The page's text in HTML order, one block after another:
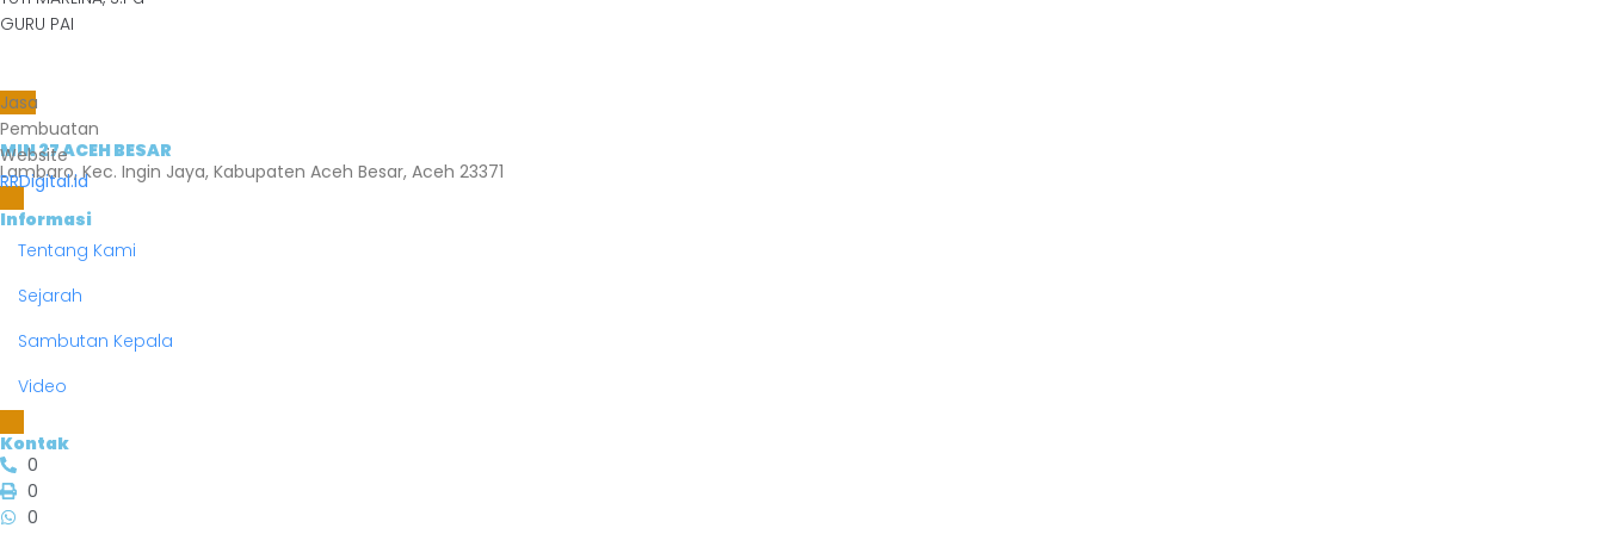
GURU PAI
Jasa
Pembuatan
Website
RRDigital.id
MIN 27 ACEH BESAR
Lambaro, Kec. Ingin Jaya, Kabupaten Aceh Besar, Aceh 23371
Informasi
Tentang Kami
Sejarah
Sambutan Kepala
Video
Kontak
0
0
0